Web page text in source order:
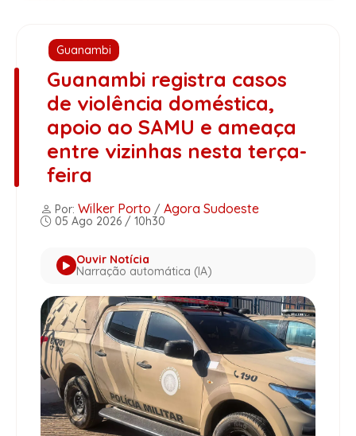
Guanambi
Guanambi registra casos
de violência doméstica,
apoio ao SAMU e ameaça
entre vizinhas nesta terça-
feira
Por: Wilker Porto / Agora Sudoeste
05 Ago 2026 / 10h30
Ouvir Notícia
Narração automática (IA)